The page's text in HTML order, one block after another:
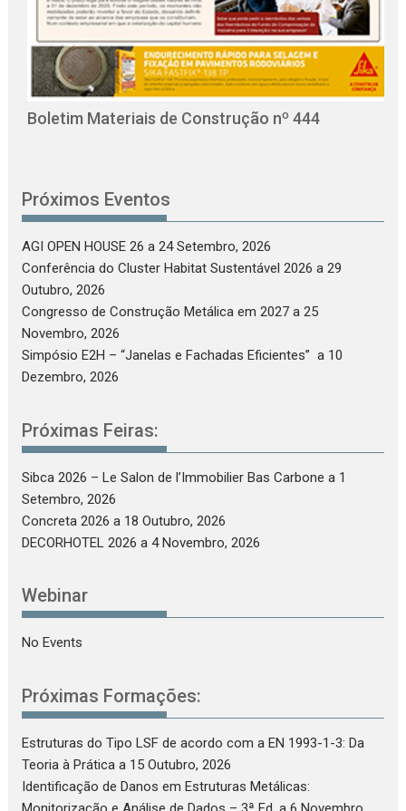
Boletim Materiais de Construção nº 444
Próximos Eventos
AGI OPEN HOUSE 26 a 24 Setembro, 2026
Conferência do Cluster Habitat Sustentável 2026 a 29
Outubro, 2026
Congresso de Construção Metálica em 2027 a 25
Novembro, 2026
Simpósio E2H – “Janelas e Fachadas Eficientes” a 10
Dezembro, 2026
Próximas Feiras:
Sibca 2026 – Le Salon de l’Immobilier Bas Carbone a 1
Setembro, 2026
Concreta 2026 a 18 Outubro, 2026
DECORHOTEL 2026 a 4 Novembro, 2026
Webinar
No Events
Próximas Formações:
Estruturas do Tipo LSF de acordo com a EN 1993-1-3: Da
Teoria à Prática a 15 Outubro, 2026
Identificação de Danos em Estruturas Metálicas: